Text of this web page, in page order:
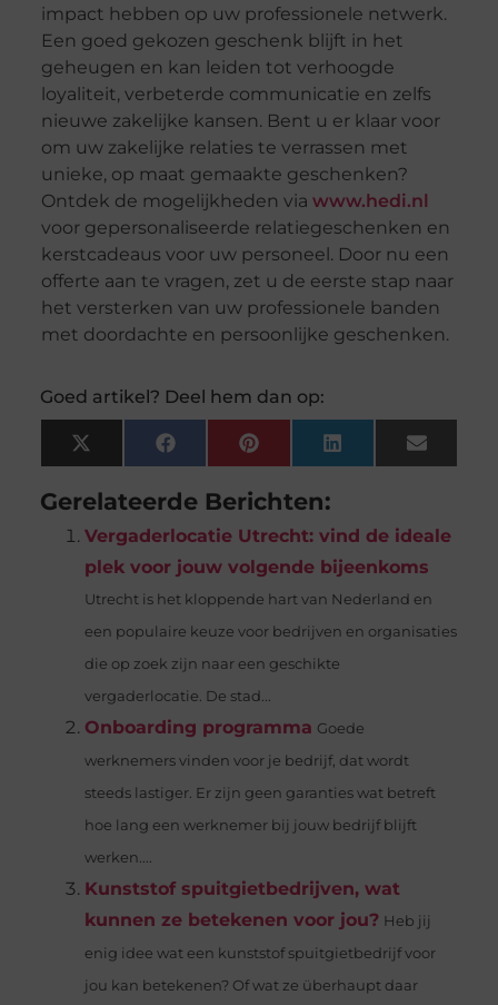
impact hebben op uw professionele netwerk.
Een goed gekozen geschenk blijft in het
geheugen en kan leiden tot verhoogde
loyaliteit, verbeterde communicatie en zelfs
nieuwe zakelijke kansen. Bent u er klaar voor
om uw zakelijke relaties te verrassen met
unieke, op maat gemaakte geschenken?
Ontdek de mogelijkheden via www.hedi.nl
voor gepersonaliseerde relatiegeschenken en
kerstcadeaus voor uw personeel. Door nu een
offerte aan te vragen, zet u de eerste stap naar
het versterken van uw professionele banden
met doordachte en persoonlijke geschenken.
Goed artikel? Deel hem dan op:
X
(Twitter)
FacebookPinterestLinkedInEmail
Gerelateerde Berichten:
Vergaderlocatie Utrecht: vind de ideale
plek voor jouw volgende bijeenkoms
Utrecht is het kloppende hart van Nederland en
een populaire keuze voor bedrijven en organisaties
die op zoek zijn naar een geschikte
vergaderlocatie. De stad...
Onboarding programma Goede
werknemers vinden voor je bedrijf, dat wordt
steeds lastiger. Er zijn geen garanties wat betreft
hoe lang een werknemer bij jouw bedrijf blijft
werken....
Kunststof spuitgietbedrijven, wat
kunnen ze betekenen voor jou? Heb jij
enig idee wat een kunststof spuitgietbedrijf voor
jou kan betekenen? Of wat ze überhaupt daar